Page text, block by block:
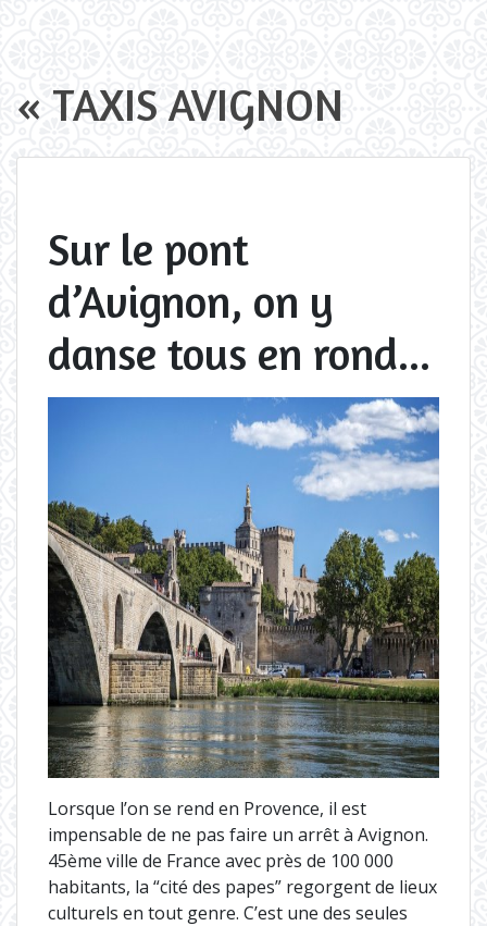
« TAXIS AVIGNON
Sur le pont
d’Avignon, on y
danse tous en rond...
Lorsque l’on se rend en Provence, il est
impensable de ne pas faire un arrêt à Avignon.
45ème ville de France avec près de 100 000
habitants, la “cité des papes” regorgent de lieux
culturels en tout genre. C’est une des seules